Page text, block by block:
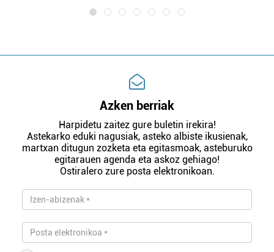
Azken berriak
Harpidetu zaitez gure buletin irekira!
Astekarko eduki nagusiak, asteko albiste ikusienak,
martxan ditugun zozketa eta egitasmoak, asteburuko
egitarauen agenda eta askoz gehiago!
Ostiralero zure posta elektronikoan.